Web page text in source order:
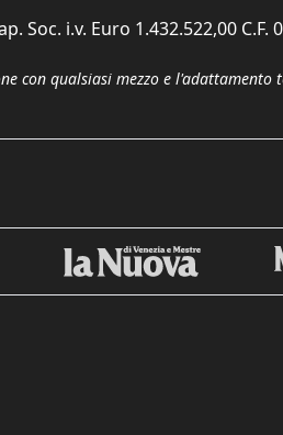
i.v. Euro 1.432.522,00 C.F.
con qualsiasi mezzo e l'adattamento